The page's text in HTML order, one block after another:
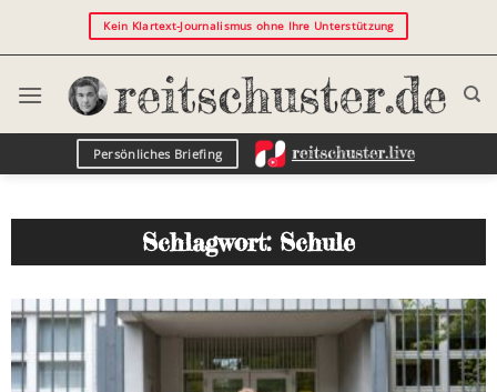
Kein Klartext-Journalismus ohne Ihre Unterstützung
Persönliches Briefing
Schlagwort: Schule